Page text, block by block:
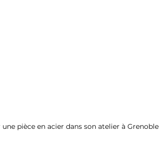
pièce en acier dans son atelier à Grenoble